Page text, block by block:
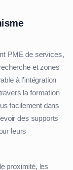
PME de services,
et zones
à l'intégration
la formation
facilement dans
des supports
leurs
proximité, les